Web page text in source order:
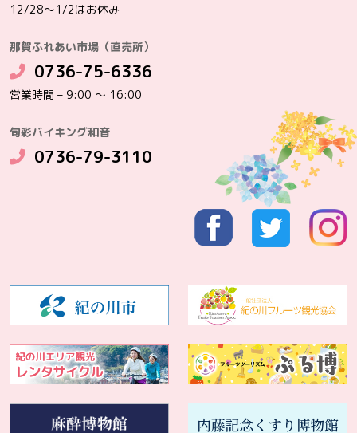
12/28～1/2はお休み
那賀ふれあい市場（直売所）
0736-75-6336
営業時間 – 9:00 ～ 16:00
旬彩バイキング和音
0736-79-3110